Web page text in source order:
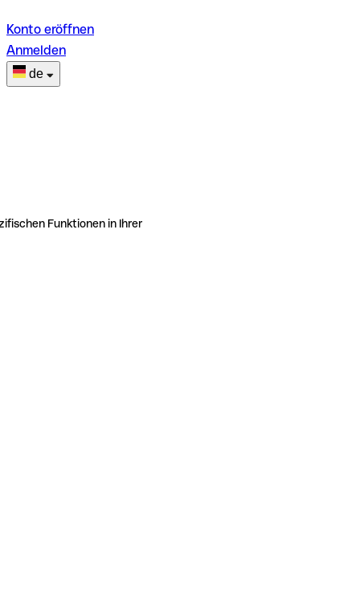
Konto eröffnen
Anmelden
de
Funktionen in Ihrer